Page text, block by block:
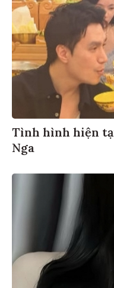
Tình hình hiện
Nga